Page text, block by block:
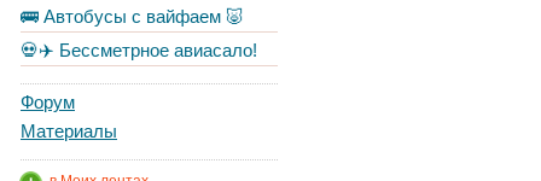
🚌 Автобусы с вайфаем 🐷
💀✈️ Бессметрное авиасало!
Форум
Материалы